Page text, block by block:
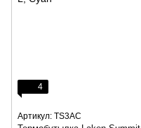
4
Артикул: TS3AC